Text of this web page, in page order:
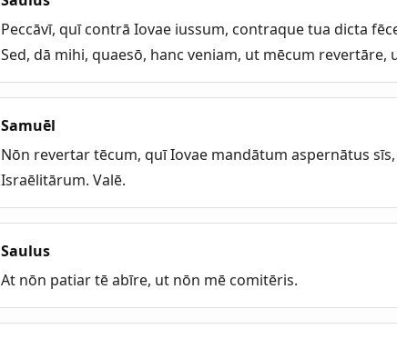
Peccāvī, quī contrā Iovae iussum, contraque tua dicta
Sed, dā mihi, quaesō, hanc veniam, ut mēcum revertāre,
Samuēl
Nōn revertar tēcum, quī Iovae mandātum aspernātus
Israēlitārum. Valē.
Saulus
At nōn patiar tē abīre, ut nōn mē comitēris.